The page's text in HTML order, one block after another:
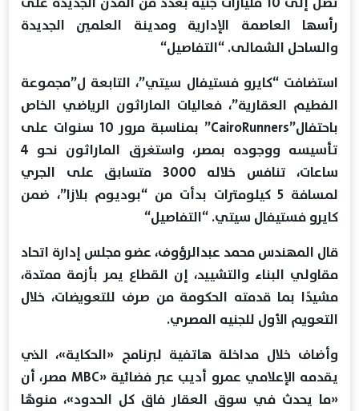
رأسها العاصمة الإدارية ومدينة العلمين الجديدة
والساحل الشمالى. “التفاصيل“
استضافت “كايرو فستيفال سيتي”، التابعة ل”مجموعة
الفطيم العقارية”، فعاليات الماراثون الرياضي الخاص
باحتفال”CairoRunners” بمناسبة مرور 10 سنوات على
تأسيسه ووجوده بمصر، واستغرق الماراثون نحو 4
ساعات، تنافس خلاله 3000 متسابق على الجري
لمسافة 5 كيلومترات بدأت من “بوديوم بلازا”، ضمن
كايرو فستيفال سيتي. “التفاصيل“
قال المهندس محمد عبدالرؤوف، عضو مجلس إدارة اتحاد
مقاولي البناء والتشييد، إن القطاع يمر بأزمة ممتدة،
مشيدًا بما قدمته الحكومة من صرف للتعويضات، خلال
التعويم الأول للجنيه المصري.
وأضاف خلال مداخلة هاتفية لبرنامج «الحكاية»، الذي
يقدمه الإعلامي عمرو أديب عبر فضائية «MBC مصر، أن
«ما يحدث في سوق العقار فاق كل الحدود»، منوهًا